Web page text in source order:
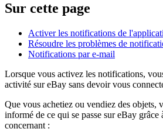
Sur cette page
Activer les notifications de
Résoudre les problèmes de
Notifications par e-mail
Lorsque vous activez les notifications,
activité sur eBay sans devoir vous
Que vous achetiez ou vendiez des objets,
informé de ce qui se passe sur eBay grâce
concernant :